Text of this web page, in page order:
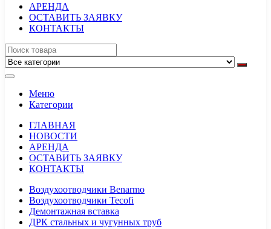
АРЕНДА
ОСТАВИТЬ ЗАЯВКУ
КОНТАКТЫ
Меню
Категории
ГЛАВНАЯ
НОВОСТИ
АРЕНДА
ОСТАВИТЬ ЗАЯВКУ
КОНТАКТЫ
Воздухоотводчики Benarmo
Воздухоотводчики Tecofi
Демонтажная вставка
ДРК стальных и чугунных труб